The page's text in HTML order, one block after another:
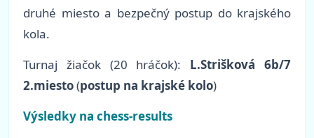
druhé miesto a bezpečný postup do krajského
kola.
Turnaj žiačok (20 hráčok): L.Strišková 6b/7
2.miesto(postup na krajské kolo)
Výsledky na chess-results